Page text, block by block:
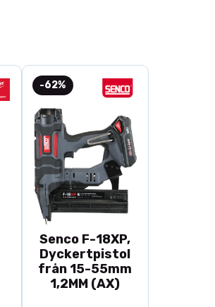
-62%
Senco F-18XP,
Dyckertpistol
från 15-55mm
1,2MM (AX)